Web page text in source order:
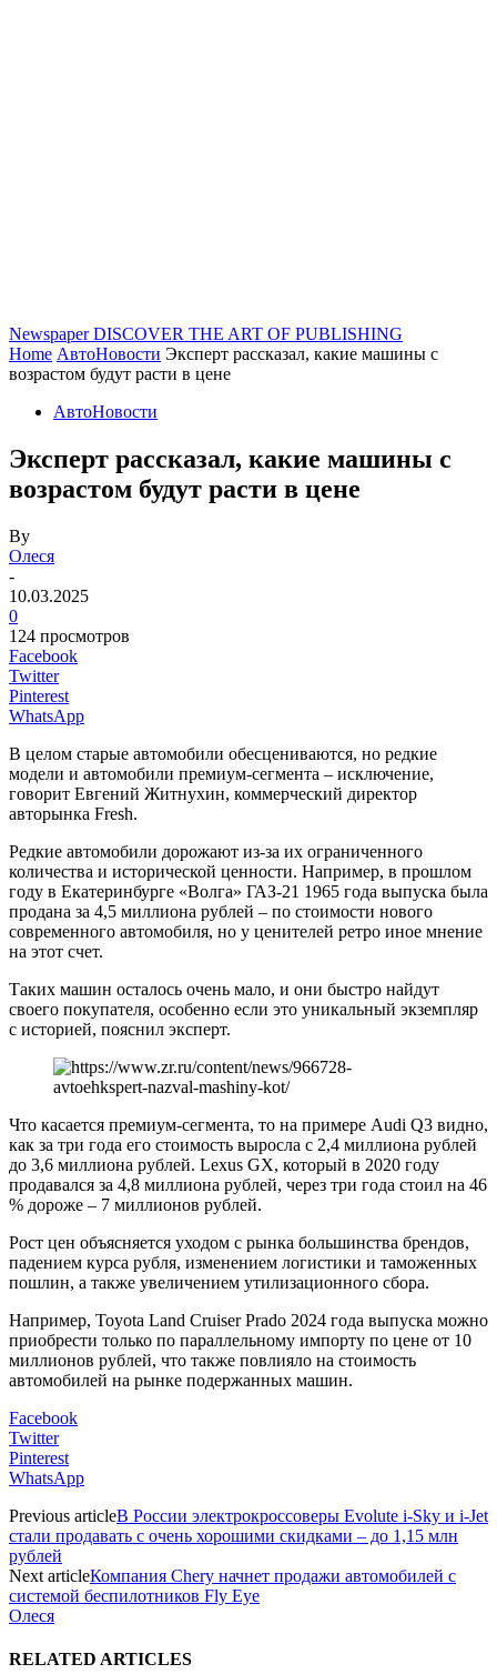
Newspaper DISCOVER THE ART OF PUBLISHING
Home АвтоНовости Эксперт рассказал, какие машины с
возрастом будут расти в цене
АвтоНовости
Эксперт рассказал, какие машины с
возрастом будут расти в цене
By
Олеся
-
10.03.2025
0
124 просмотров
Facebook
Twitter
Pinterest
WhatsApp
В целом старые автомобили обесцениваются, но редкие
модели и автомобили премиум-сегмента – исключение,
говорит Евгений Житнухин, коммерческий директор
авторынка Fresh.
Редкие автомобили дорожают из-за их ограниченного
количества и исторической ценности. Например, в прошлом
году в Екатеринбурге «Волга» ГАЗ-21 1965 года выпуска была
продана за 4,5 миллиона рублей – по стоимости нового
современного автомобиля, но у ценителей ретро иное мнение
на этот счет.
Таких машин осталось очень мало, и они быстро найдут
своего покупателя, особенно если это уникальный экземпляр
с историей, пояснил эксперт.
Что касается премиум-сегмента, то на примере Audi Q3 видно,
как за три года его стоимость выросла с 2,4 миллиона рублей
до 3,6 миллиона рублей. Lexus GX, который в 2020 году
продавался за 4,8 миллиона рублей, через три года стоил на 46
% дороже – 7 миллионов рублей.
Рост цен объясняется уходом с рынка большинства брендов,
падением курса рубля, изменением логистики и таможенных
пошлин, а также увеличением утилизационного сбора.
Например, Toyota Land Cruiser Prado 2024 года выпуска можно
приобрести только по параллельному импорту по цене от 10
миллионов рублей, что также повлияло на стоимость
автомобилей на рынке подержанных машин.
Facebook
Twitter
Pinterest
WhatsApp
Previous articleВ России электрокроссоверы Evolute i-Sky и i-Jet
стали продавать с очень хорошими скидками – до 1,15 млн
рублей
Next articleКомпания Chery начнет продажи автомобилей с
системой беспилотников Fly Eye
Олеся
RELATED ARTICLES